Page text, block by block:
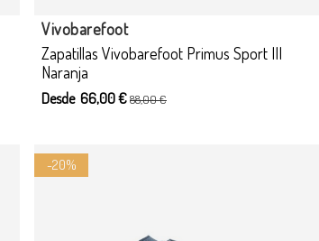
Zapatillas Vivobarefoot Primus Sport III
Naranja
Vivobarefoot
Desde 66,00 €88,00 €
-20%